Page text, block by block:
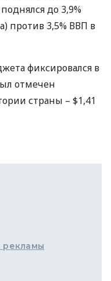
до 3,9%
против 3,5% ВВП в
фиксировался в
отмечен
страны – $1,41
рекламы